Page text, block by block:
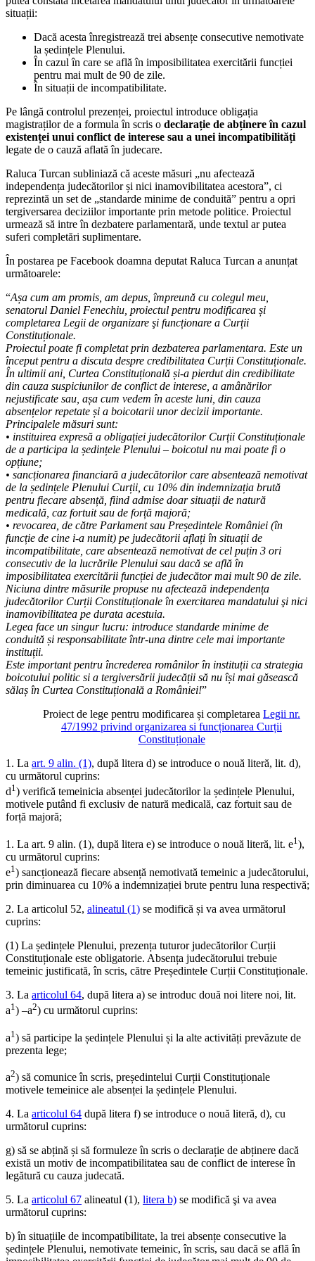
situații:
Dacă acesta înregistrează trei absențe consecutive nemotivate
la ședințele Plenului.
În cazul în care se află în imposibilitatea exercitării funcției
pentru mai mult de 90 de zile.
În situații de incompatibilitate.
Pe lângă controlul prezenței, proiectul introduce obligația
magistraților de a formula în scris o declarație de abținere în cazul
existenței unui conflict de interese sau a unei incompatibilități
legate de o cauză aflată în judecare.
Raluca Turcan subliniază că aceste măsuri „nu afectează
independența judecătorilor și nici inamovibilitatea acestora”, ci
reprezintă un set de „standarde minime de conduită” pentru a opri
tergiversarea deciziilor importante prin metode politice. Proiectul
urmează să intre în dezbatere parlamentară, unde textul ar putea
suferi completări suplimentare.
În postarea pe Facebook doamna deputat Raluca Turcan a anunțat
următoarele:
“Așa cum am promis, am depus, împreună cu colegul meu,
senatorul Daniel Fenechiu, proiectul pentru modificarea și
completarea Legii de organizare şi funcționare a Curții
Constituționale.
Proiectul poate fi completat prin dezbaterea parlamentara. Este un
început pentru a discuta despre credibilitatea Curții Constituționale.
În ultimii ani, Curtea Constituțională și-a pierdut din credibilitate
din cauza suspiciunilor de conflict de interese, a amânărilor
nejustificate sau, așa cum vedem în aceste luni, din cauza
absențelor repetate și a boicotarii unor decizii importante.
Principalele măsuri sunt:
• instituirea expresă a obligației judecătorilor Curții Constituționale
de a participa la ședințele Plenului – boicotul nu mai poate fi o
opțiune;
• sancționarea financiară a judecătorilor care absentează nemotivat
de la ședințele Plenului Curții, cu 10% din indemnizația brută
pentru fiecare absență, fiind admise doar situații de natură
medicală, caz fortuit sau de forță majoră;
• revocarea, de către Parlament sau Președintele României (în
funcție de cine i-a numit) pe judecătorii aflați în situații de
incompatibilitate, care absentează nemotivat de cel puțin 3 ori
consecutiv de la lucrările Plenului sau dacă se află în
imposibilitatea exercitării funcției de judecător mai mult 90 de zile.
Niciuna dintre măsurile propuse nu afectează independența
judecătorilor Curții Constituționale în exercitarea mandatului şi nici
inamovibilitatea pe durata acestuia.
Legea face un singur lucru: introduce standarde minime de
conduită și responsabilitate într-una dintre cele mai importante
instituții.
Este important pentru încrederea românilor în instituții ca strategia
boicotului politic si a tergiversării judecății să nu își mai găsească
sălaș în Curtea Constituțională a României!”
Proiect de lege pentru modificarea și completarea Legii nr.
47/1992 privind organizarea si funcționarea Curții
Constituționale
1. La art. 9 alin. (1), după litera d) se introduce o nouă literă, lit. d),
cu următorul cuprins:
d1 ) verifică temeinicia absenței judecătorilor la ședințele Plenului,
motivele putând fi exclusiv de natură medicală, caz fortuit sau de
forță majoră;
1. La art. 9 alin. (1), după litera e) se introduce o nouă literă, lit. e1 ),
cu următorul cuprins:
e1 ) sancționează fiecare absență nemotivată temeinic a judecătorului,
prin diminuarea cu 10% a indemnizației brute pentru luna respectivă;
2. La articolul 52, alineatul (1) se modifică și va avea următorul
cuprins:
(1) La ședințele Plenului, prezența tuturor judecătorilor Curții
Constituționale este obligatorie. Absența judecătorului trebuie
temeinic justificată, în scris, către Președintele Curții Constituționale.
3. La articolul 64, după litera a) se introduc două noi litere noi, lit.
a1 ) –a2) cu următorul cuprins:
a1 ) să participe la ședințele Plenului și la alte activități prevăzute de
prezenta lege;
a2) să comunice în scris, președintelui Curții Constituționale
motivele temeinice ale absenței la ședințele Plenului.
4. La articolul 64 după litera f) se introduce o nouă literă, d), cu
următorul cuprins:
g) să se abțină și să formuleze în scris o declarație de abținere dacă
există un motiv de incompatibilitatea sau de conflict de interese în
legătură cu cauza judecată.
5. La articolul 67 alineatul (1), litera b) se modifică şi va avea
următorul cuprins:
b) în situațiile de incompatibilitate, la trei absențe consecutive la
ședințele Plenului, nemotivate temeinic, în scris, sau dacă se află în